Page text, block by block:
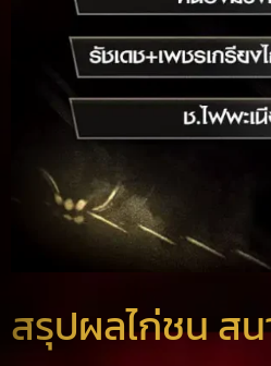
สรุปผลไก่ชน ส